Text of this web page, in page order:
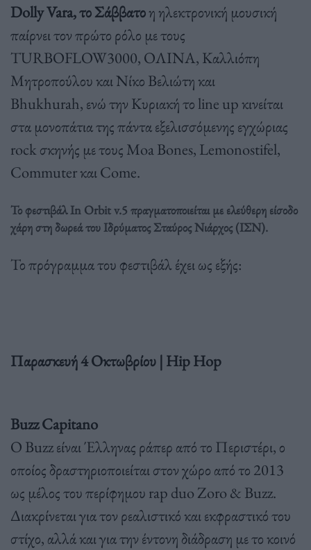
Dolly Vara, το Σάββατοη ηλεκτρονική μουσική
παίρνει τον πρώτο ρόλο με τους
TURBOFLOW3000, ΟΛΙΝΑ, Καλλιόπη
Μητροπούλου και Νίκο Βελιώτη και
Bhukhurah, ενώ την Κυριακή το line up κινείται
στα μονοπάτια της πάντα εξελισσόμενης εγχώριας
rock σκηνής με τους Moa Bones, Lemonostifel,
Commuter και Come.
Το φεστιβάλ In Orbit v.5 πραγματοποιείται με ελεύθερη είσοδο
χάρη στη δωρεά του Ιδρύματος Σταύρος Νιάρχος (ΙΣΝ).
Το πρόγραμμα του φεστιβάλ έχει ως εξής:
Παρασκευή 4 Οκτωβρίου | Hip Hop
Buzz Capitano
Ο Buzz είναι Έλληνας ράπερ από το Περιστέρι, ο
οποίος δραστηριοποιείται στον χώρο από το 2013
ως μέλος του περίφημου rap duo Zoro & Buzz.
Διακρίνεται για τον ρεαλιστικό και εκφραστικό του
στίχο, αλλά και για την έντονη διάδραση με το κοινό